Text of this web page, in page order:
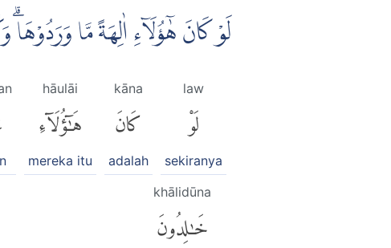
لَوْ كَانَ هٰٓؤُلَاۤءِ اٰلِهَةً مَّا
law
لَوْ
sekiranya
kāna
كَانَ
adalah
hāulāi
هَٰٓؤُلَآءِ
mereka itu
khālidūna
خَٰلِدُونَ